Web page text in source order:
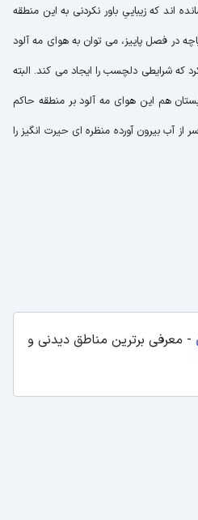
اند که زیباییِ باور نکردنی به این منطقه
در فصل پاییز، می توان به هوای مه آلود
که شرایطی دلچسب را ایجاد می کند. البته
هم این هوای مه آلود بر منطقه حاکم
از آب بیرون آورده منظره ای حیرت انگیز را
- معرفی برترین مناطق دیدنی و